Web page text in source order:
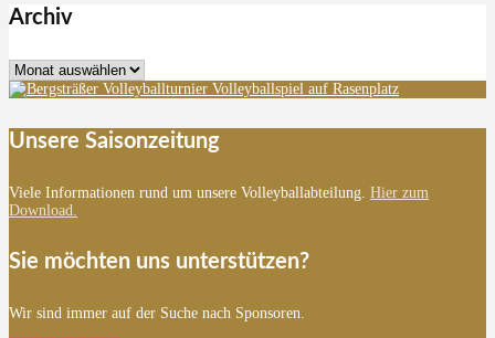
Archiv
Archiv
Unsere Saisonzeitung
Viele Informationen rund um unsere Volleyballabteilung. Hier zum
Download.
Sie möchten uns unterstützen?
Wir sind immer auf der Suche nach Sponsoren.